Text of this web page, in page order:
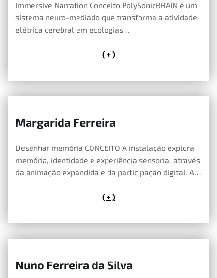
Immersive Narration Conceito PolySonicBRAIN é um
sistema neuro-mediado que transforma a atividade
elétrica cerebral em ecologias…
( + )
Margarida Ferreira
Desenhar memória CONCEITO A instalação explora
memória, identidade e experiência sensorial através
da animação expandida e da participação digital. A…
( + )
Nuno Ferreira da Silva